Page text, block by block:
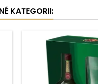
KATEGORII: